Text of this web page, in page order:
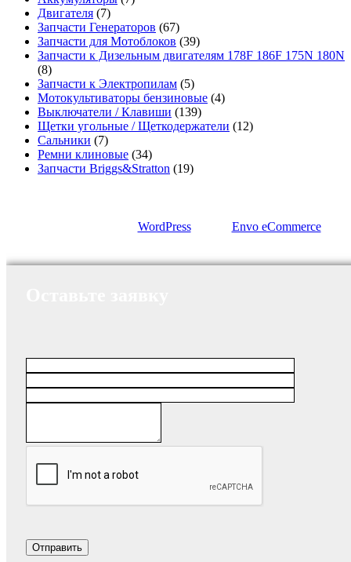
Двигателя (7)
Запчасти Генераторов (67)
Запчасти для Мотоблоков (39)
Запчасти к Дизельным двигателям 178F 186F 175N 180N
(8)
Запчасти к Электропилам (5)
Мотокультиваторы бензиновые (4)
Выключатели / Клавиши (139)
Щетки угольные / Щеткодержатели (12)
Сальники (7)
Ремни клиновые (34)
Запчасти Briggs&Stratton (19)
WordPress Envo eCommerce